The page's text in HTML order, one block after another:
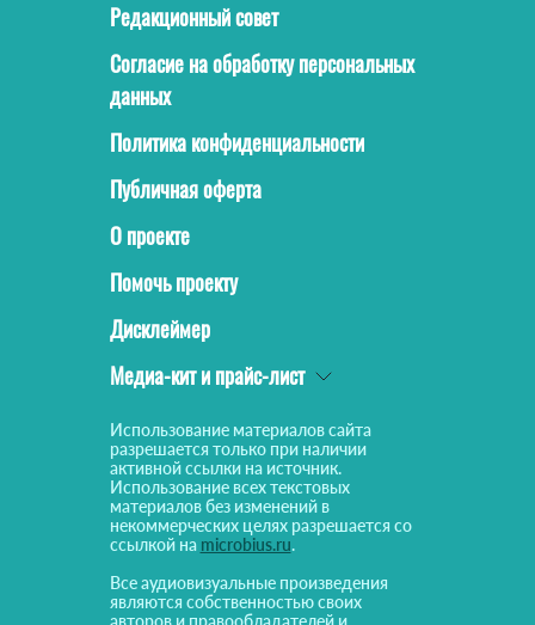
Редакционный совет
Согласие на обработку персональных
данных
Политика конфиденциальности
Публичная оферта
О проекте
Помочь проекту
Дисклеймер
Медиа-кит и прайс-лист
Использование материалов сайта
разрешается только при наличии
активной ссылки на источник.
Использование всех текстовых
материалов без изменений в
некоммерческих целях разрешается со
ссылкой на microbius.ru.
Все аудиовизуальные произведения
являются собственностью своих